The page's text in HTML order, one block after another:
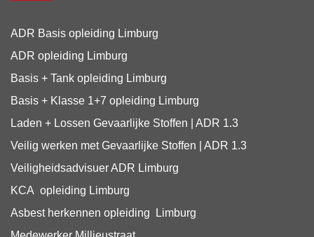
ADR Basis opleiding Limburg
ADR opleiding Limburg
Basis + Tank opleiding Limburg
Basis + Klasse 1+7 opleiding Limburg
Laden + Lossen Gevaarlijke Stoffen | ADR 1.3
Veilig werken met Gevaarlijke Stoffen | ADR 1.3
Veiligheidsadvisuer ADR Limburg
KCA opleiding Limburg
Asbest herkennen opleiding Limburg